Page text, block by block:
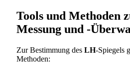
Tools und Methoden
Messung und -
Zur Bestimmung des LH-Spiegels
Methoden: